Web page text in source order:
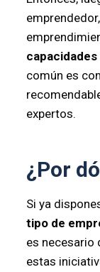
común es
expertos.
¿Por
Si ya
tipo de
es necesario
estas